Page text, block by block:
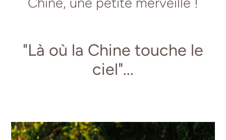
"Là où la Chine touche le
ciel"...